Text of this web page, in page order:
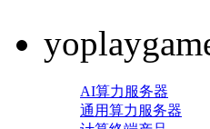
AI算力服务器
通用算力服务器